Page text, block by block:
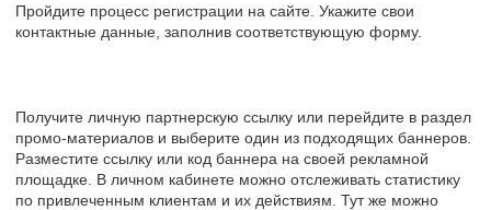
Пройдите процесс регистрации на сайте. Укажите свои
контактные данные, заполнив соответствующую форму.
Получите личную партнерскую ссылку или перейдите в раздел
промо-материалов и выберите один из подходящих баннеров.
Разместите ссылку или код баннера на своей рекламной
площадке. В личном кабинете можно отслеживать статистику
по привлеченным клиентам и их действиям. Тут же можно